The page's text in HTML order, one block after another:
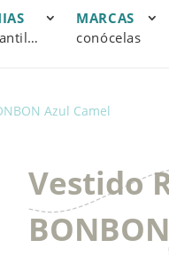
MARCAS
conócelas
Azul Camel
Vestido